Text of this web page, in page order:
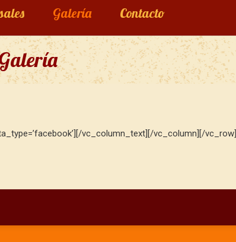
Galería Contacto
vc_column_text][/vc_column][/vc_row]